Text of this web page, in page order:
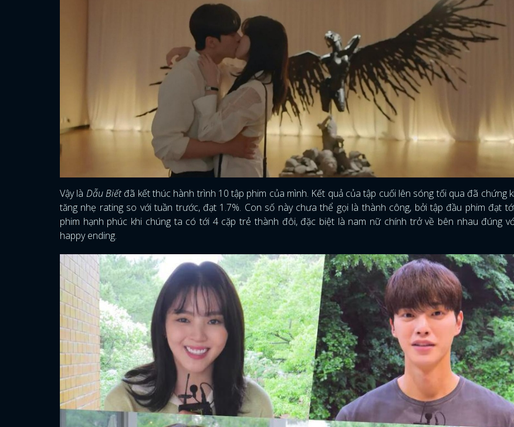
Vậy là Dẫu Biếtđã kết thúc hành trình 10 tập phim của mình. Kết quả của tập cuối lên sóng tối qua đã chứng
tăng nhẹ rating so với tuần trước, đạt 1.7%. Con số này chưa thể gọi là thành công, bởi tập đầu phim đạt
phim hạnh phúc khi chúng ta có tới 4 cặp trẻ thành đôi, đặc biệt là nam nữ chính trở về bên nhau đúng
happy ending.